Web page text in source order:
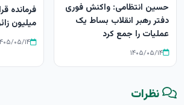
حسین انتظامی: واکنش فوری
دفتر رهبر انقلاب بساط یک
عملیات را جمع کرد
۱۴۰۵/۰۵/۱۴
میلیون
۱۴۰۵/۰۵/
نظرات